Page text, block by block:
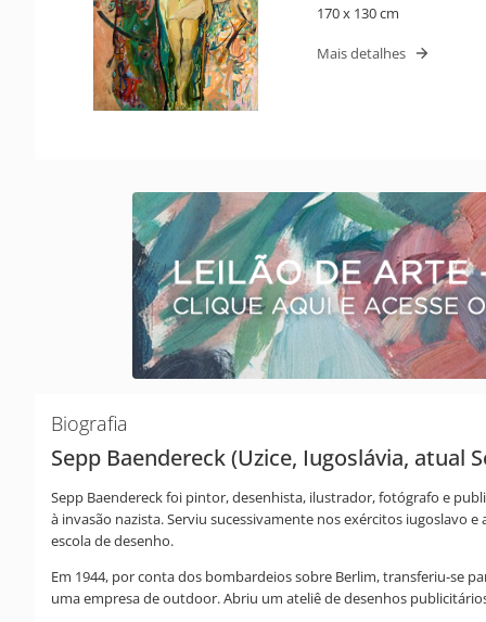
170 x 130 cm
Mais detalhes
Biografia
Sepp Baendereck (Uzice, Iugoslávia, atual
Sepp Baendereck foi pintor, desenhista, ilustrador, fotógrafo e
à invasão nazista. Serviu sucessivamente nos exércitos iugoslavo
escola de desenho.
Em 1944, por conta dos bombardeios sobre Berlim, transferiu-se
uma empresa de outdoor. Abriu um ateliê de desenhos